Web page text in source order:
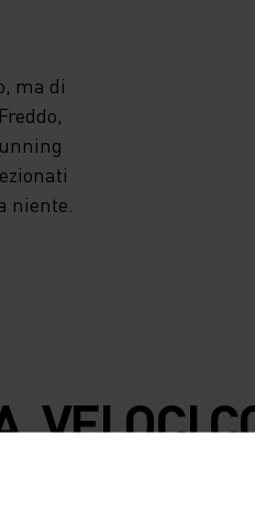
ma di
niente.
VELOCI
sempre un